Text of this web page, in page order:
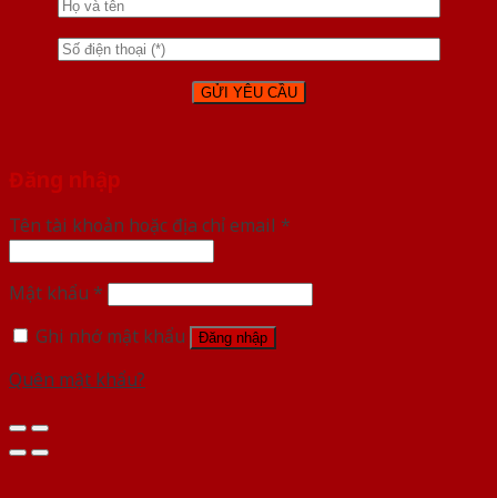
Đăng nhập
Tên tài khoản hoặc địa chỉ email *
Mật khẩu *
Ghi nhớ mật khẩu
Đăng nhập
Quên mật khẩu?